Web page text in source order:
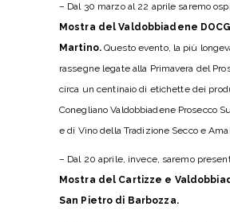
– Dal 30 marzo al 22 aprile saremo
Mostra del Valdobbiadene
Martino.Questo evento, la più
rassegne legate alla Primavera del
circa un centinaio di etichette dei
Conegliano Valdobbiadene Prosecco
e di Vino della Tradizione Secco e
– Dal 20 aprile, invece, saremo
Mostra del Cartizze e
San Pietro di Barbozza.